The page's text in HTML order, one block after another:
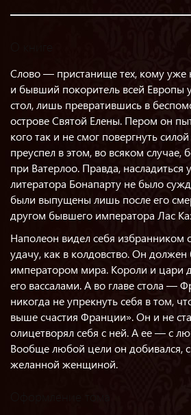
Слово — пристанище тех, кому уже
и бывший покоритель всей Европы
стол, лишь превратившись в
острове Святой Елены. Пером он
кого так и не смог повергнуть
преуспел в этом, во всяком случае,
при Ватерлоо. Правда, насладиться
литератора Бонапарту не было
были выпущены лишь после его
другом бывшего императора Лас
Наполеон видел себя избранником
удачу, как в колдовство. Он должен
императором мира. Короли и цари
его вассалами. А во главе стола —
никогда не упрекнуть себя в том,
выше счастия Франции». Он и не
олицетворял себя с ней. А ее — с
Вообще любой цели он добивался,
желанной женщиной.